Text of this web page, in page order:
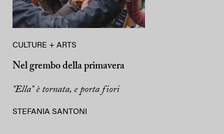
CULTURE + ARTS
Nel grembo della primavera
"Ella" è tornata, e porta fiori
STEFANIA SANTONI